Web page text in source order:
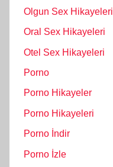
Olgun Sex Hikayeleri
Oral Sex Hikayeleri
Otel Sex Hikayeleri
Porno
Porno Hikayeler
Porno Hikayeleri
Porno İndir
Porno İzle